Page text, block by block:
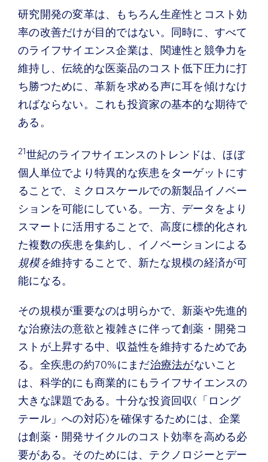
研究開発の変革は、もちろん生産性とコスト効
率の改善だけが目的ではない。同時に、すべて
のライフサイエンス企業は、関連性と競争力を
維持し、伝統的な医薬品のコスト低下圧力に打
ち勝つために、革新を求める声に耳を傾けなけ
ればならない。これも投資家の基本的な期待で
ある。
21世紀のライフサイエンスのトレンドは、ほぼ
個人単位でより特異的な疾患をターゲットにす
ることで、ミクロスケールでの新製品イノベー
ションを可能にしている。一方、データをより
スマートに活用することで、高度に標的化され
た複数の疾患を集約し、イノベーションによる
規模を維持することで、新たな規模の経済が可
能になる。
その規模が重要なのは明らかで、新薬や先進的
な治療法の意欲と複雑さに伴って創薬・開発コ
ストが上昇する中、収益性を維持するためであ
る。全疾患の約70%にまだ治療法がないこと
は、科学的にも商業的にもライフサイエンスの
大きな課題である。十分な投資回収(「ロング
テール」への対応)を確保するためには、企業
は創薬・開発サイクルのコスト効率を高める必
要がある。そのためには、テクノロジーとデー